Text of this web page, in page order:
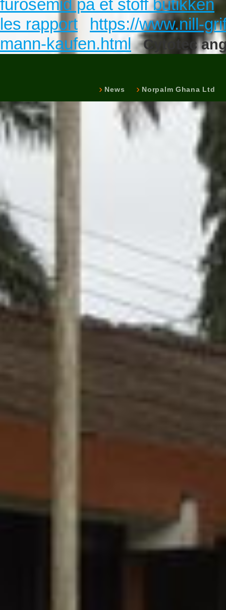
furosemid på et stoff butikken
les rapport
https://www.nill-
mann-kaufen.html
Cytotec
News Norpalm Ghana Ltd